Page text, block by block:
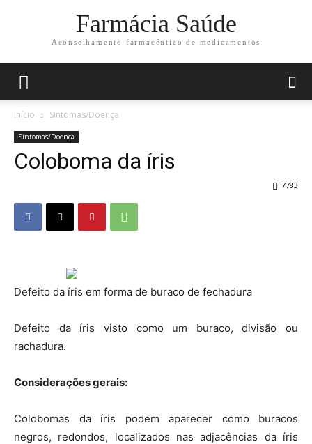
Farmácia Saúde
Aconselhamento farmacêutico de medicamentos
Início Sintomas/Doença
Sintomas/Doença
Coloboma da íris
7783
Defeito da íris em forma de buraco de fechadura
Defeito da íris visto como um buraco, divisão ou
rachadura.
Considerações gerais:
Colobomas da íris podem aparecer como buracos
negros, redondos, localizados nas adjacências da íris